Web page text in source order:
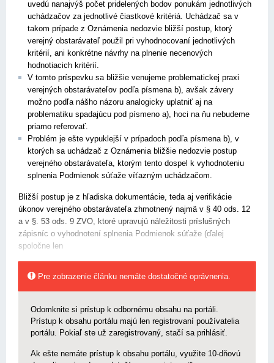
uvedú nanajvýš počet pridelených bodov ponukám jednotlivých
uchádzačov za jednotlivé čiastkové kritériá. Uchádzač sa v
takom prípade z Oznámenia nedozvie bližší postup, ktorý
verejný obstarávateľ použil pri vyhodnocovaní jednotlivých
kritérií, ani konkrétne návrhy na plnenie necenových
hodnotiacich kritérií.
V tomto príspevku sa bližšie venujeme problematickej praxi
verejných obstarávateľov podľa písmena b), avšak závery
možno podľa nášho názoru analogicky uplatniť aj na
problematiku spadajúcu pod písmeno a), hoci na ňu nebudeme
priamo referovať.
Problém je ešte vypuklejší v prípadoch podľa písmena b), v
ktorých sa uchádzač z Oznámenia bližšie nedozvie postup
verejného obstarávateľa, ktorým tento dospel k vyhodnoteniu
splnenia Podmienok súťaže víťazným uchádzačom.
Bližší postup je z hľadiska dokumentácie, teda aj verifikácie
úkonov verejného obstarávateľa zhmotnený najmä v § 40 ods. 12
a v §. 53 ods. 9 ZVO, ktoré upravujú náležitosti príslušných
zápisníc o vyhodnotení splnenia Podmienok súťaže (ďalej
spoločne len
Pre zobrazenie článku nemáte dostatočné oprávnenia.
Odomknite si prístup k odbornému obsahu na portáli.
Prístup k obsahu portálu majú len registrovaní používatelia
portálu. Pokiaľ ste už zaregistrovaný, stačí sa prihlásiť.
Ak ešte nemáte prístup k obsahu portálu, využite 10-dňovú